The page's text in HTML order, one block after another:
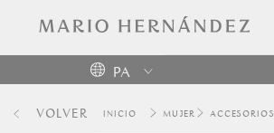
PA
Colombia
VOLVER MUJER ACCESORIOS